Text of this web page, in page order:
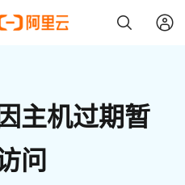
主机过期暂
问